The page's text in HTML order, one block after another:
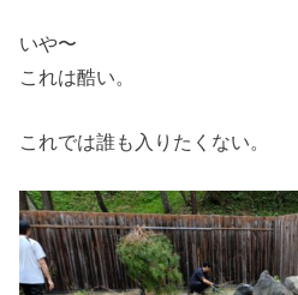
いや〜
これは酷い。
これでは誰も入りたくない。